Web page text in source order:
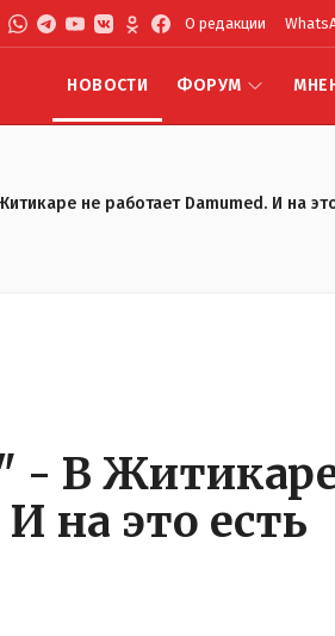
О редакции
НОВОСТИ ФОРУМ
не работает Damumed. И на
- В
на это есть